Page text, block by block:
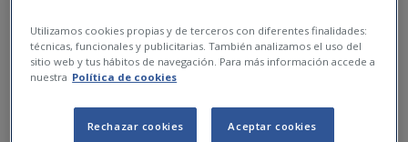
Utilizamos cookies propias y de terceros con diferentes finalidades:
técnicas, funcionales y publicitarias. También analizamos el uso del
sitio web y tus hábitos de navegación. Para más información accede a
nuestra Política de cookies
Rechazar cookies Aceptar cookies